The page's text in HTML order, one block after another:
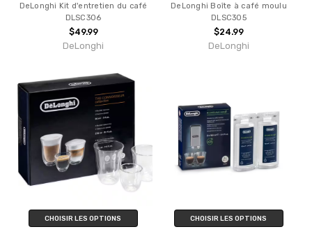
DeLonghi Kit d'entretien du café
DLSC306
$49.99
DeLonghi
DeLonghi Boîte à café moulu
DLSC305
$24.99
DeLonghi
CHOISIR LES OPTIONS CHOISIR LES OPTIONS